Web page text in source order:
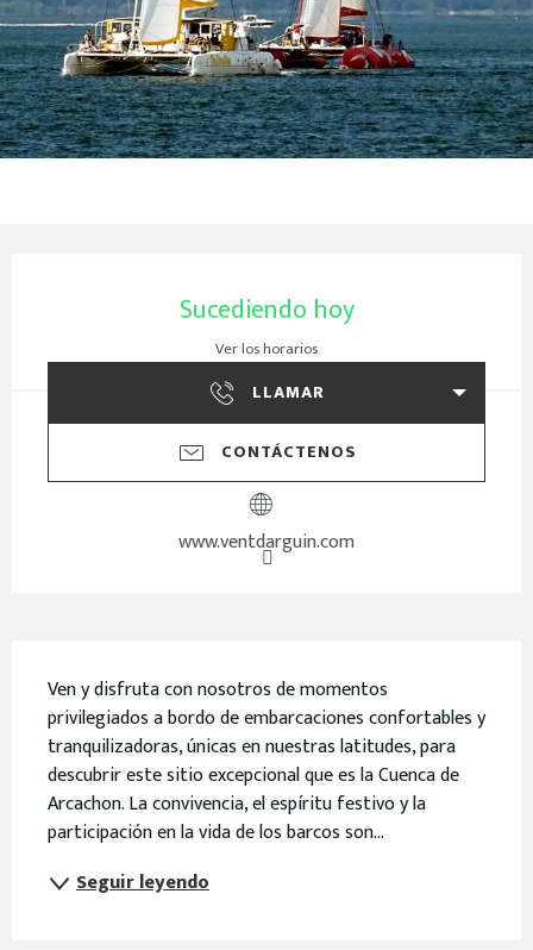
Sucediendo hoy
Ver los horarios
LLAMAR
CONTÁCTENOS
www.ventdarguin.com
Ven y disfruta con nosotros de momentos
privilegiados a bordo de embarcaciones confortables y
tranquilizadoras, únicas en nuestras latitudes, para
descubrir este sitio excepcional que es la Cuenca de
Arcachon. La convivencia, el espíritu festivo y la
participación en la vida de los barcos son...
Seguir leyendo